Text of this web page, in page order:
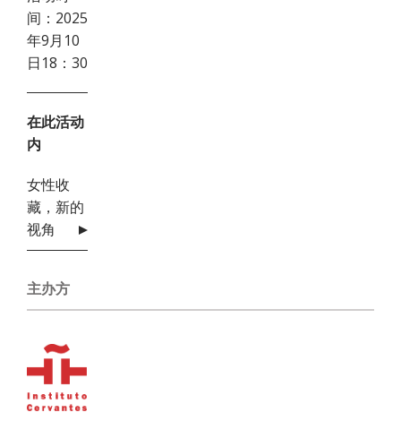
间：2025
年9月10
日18：30
在此活动
内
女性收
藏，新的
视角
主办方